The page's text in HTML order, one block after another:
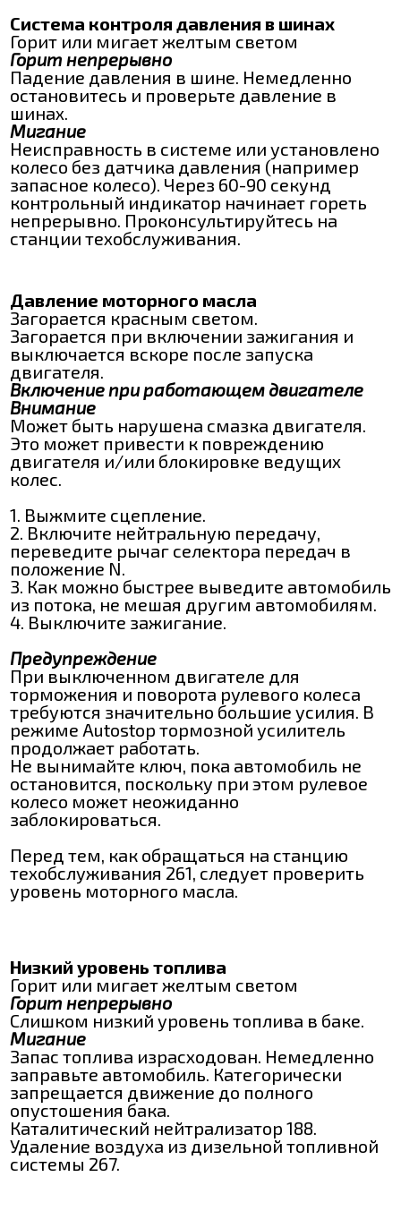
Система контроля давления в шинах
Горит или мигает желтым светом
Горит непрерывно
Падение давления в шине. Немедленно
остановитесь и проверьте давление в
шинах.
Мигание
Неисправность в системе или установлено
колесо без датчика давления (например
запасное колесо). Через 60-90 секунд
контрольный индикатор начинает гореть
непрерывно. Проконсультируйтесь на
станции техобслуживания.
Давление моторного масла
Загорается красным светом.
Загорается при включении зажигания и
выключается вскоре после запуска
двигателя.
Включение при работающем двигателе
Внимание
Может быть нарушена смазка двигателя.
Это может привести к повреждению
двигателя и/или блокировке ведущих
колес.
1. Выжмите сцепление.
2. Включите нейтральную передачу,
переведите рычаг селектора передач в
положение N.
3. Как можно быстрее выведите автомобиль
из потока, не мешая другим автомобилям.
4. Выключите зажигание.
Предупреждение
При выключенном двигателе для
торможения и поворота рулевого колеса
требуются значительно большие усилия. В
режиме Autostop тормозной усилитель
продолжает работать.
Не вынимайте ключ, пока автомобиль не
остановится, поскольку при этом рулевое
колесо может неожиданно
заблокироваться.
Перед тем, как обращаться на станцию
техобслуживания 261, следует проверить
уровень моторного масла.
Низкий уровень топлива
Горит или мигает желтым светом
Горит непрерывно
Слишком низкий уровень топлива в баке.
Мигание
Запас топлива израсходован. Немедленно
заправьте автомобиль. Категорически
запрещается движение до полного
опустошения бака.
Каталитический нейтрализатор 188.
Удаление воздуха из дизельной топливной
системы 267.